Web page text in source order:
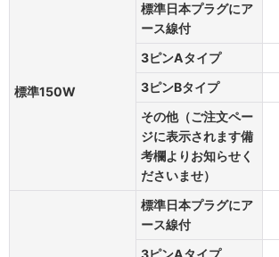
標準150W
標準日本プラグにア
ース線付
3ピンAタイプ
3ピンBタイプ
その他（ご注文ペー
ジに表示されます備
考欄よりお知らせく
ださいませ）
標準日本プラグにア
ース線付